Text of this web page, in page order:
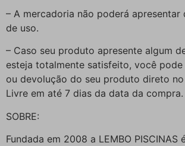
– A mercadoria não poderá apresentar
de uso.
– Caso seu produto apresente algum
esteja totalmente satisfeito, você
ou devolução do seu produto direto
Livre em até 7 dias da data da compra.
SOBRE:
Fundada em 2008 a LEMBO PISCINAS